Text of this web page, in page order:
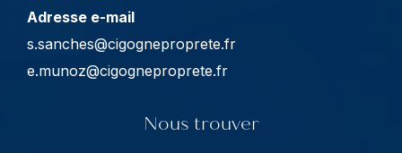
Adresse e-mail
s.sanches@cigogneproprete.fr
e.munoz@cigogneproprete.fr
Nous trouver